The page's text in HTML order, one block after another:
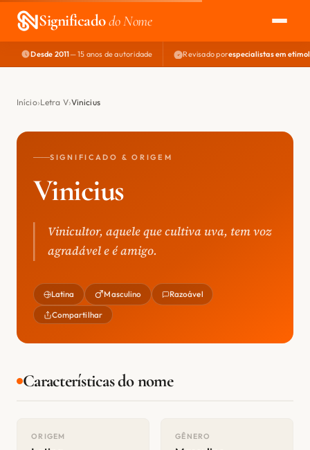
Significadodo Nome
EXPLORAR
NOME PERFEITO
Desde 2011— 15 anos de autoridade Revisado porespecialistas em
Início Letra V Vinicius
SIGNIFICADO & ORIGEM
Vinicius
Vinicultor, aquele que cultiva uva, tem voz
agradável e é amigo.
Latina Masculino Razoável
Compartilhar
Características do nome
ORIGEM GÊNERO